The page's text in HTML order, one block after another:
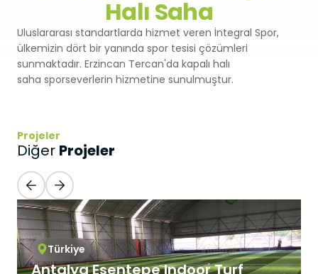
Atletizm Pistleri
Padel Kortları
Padbol Kortları
Pickleball Kortları
Tenis Kortları
Squash Kortları
Premium
Monoturf
DuoGrass
Padel Çimi
Tenis Çimi
Golf Çimi
Sprey Kaplama
Full PU Sistem
Spor Parke
Spor PVC Sistem
Akrilik Kaplama
Modüler Kauçuk
SBR
Drenajlı Shockpad
Silis Kumu
Halı Saha
Uluslararası standartlarda hizmet veren İntegral Spor,
ülkemizin dört bir yanında spor tesisi çözümleri
sunmaktadır. Erzincan Tercan'da kapalı halı
saha sporseverlerin hizmetine sunulmuştur.
Projeler
Diğer Projeler
Türkiye
Antalya Esentepe Indoor Turf